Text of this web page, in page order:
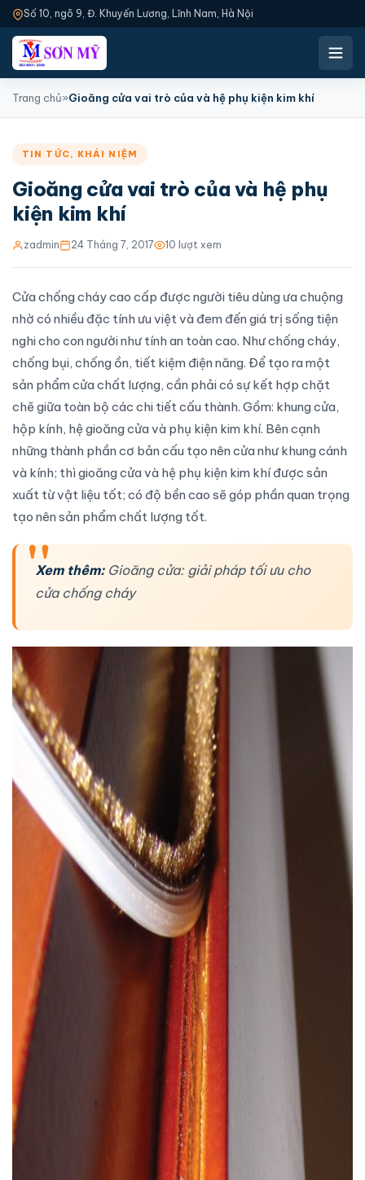
Số 10, ngõ 9, Đ. Khuyến Lương, Lĩnh Nam, Hà Nội
Trang chủ»Gioăng cửa vai trò của và hệ phụ kiện kim khí
TIN TỨC, KHÁI NIỆM
Gioăng cửa vai trò của và hệ phụ
kiện kim khí
zadmin 24 Tháng 7, 2017 10 lượt xem
Cửa chống cháy cao cấp được người tiêu dùng ưa chuộng
nhờ có nhiều đặc tính ưu việt và đem đến giá trị sống tiện
nghi cho con người như tính an toàn cao. Như chống cháy,
chống bụi, chống ồn, tiết kiệm điện năng. Để tạo ra một
sản phẩm cửa chất lượng, cần phải có sự kết hợp chặt
chẽ giữa toàn bộ các chi tiết cấu thành. Gồm: khung cửa,
hộp kính, hệ gioăng cửa và phụ kiện kim khí. Bên cạnh
những thành phần cơ bản cấu tạo nên cửa như khung cánh
và kính; thìgioăng cửa và hệ phụ kiện kim khí được sản
xuất từ vật liệu tốt; có độ bền cao sẽ góp phần quan trọng
tạo nên sản phẩm chất lượng tốt.
Xem thêm: Gioăng cửa: giải pháp tối ưu cho
cửa chống cháy